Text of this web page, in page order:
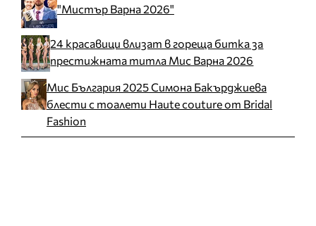
"Мистър Варна 2026"
24 красавици влизат в гореща битка за
престижната титла Мис Варна 2026
Мис България 2025 Симона Бакърджиева
блести с тоалети Haute couture от Bridal
Fashion